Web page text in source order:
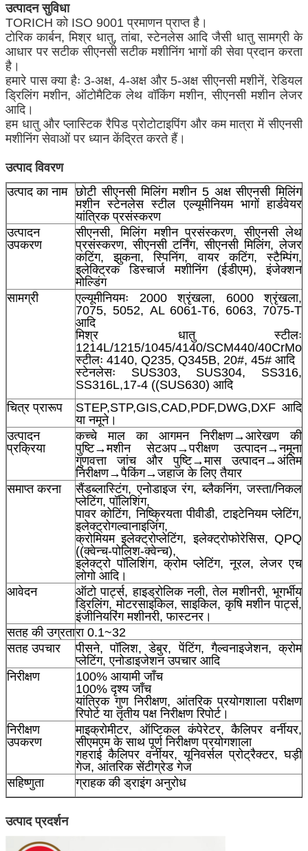
उत्पादन सुविधा
TORICH को ISO 9001 प्रमाणन प्राप्त है।
टोरिक कार्बन, मिश्र धातु, तांबा, स्टेनलेस आदि जैसी धातु सामग्री के
आधार पर सटीक सीएनसी सटीक मशीनिंग भागों की सेवा प्रदान करता
है।
हमारे पास क्या हैः 3-अक्ष, 4-अक्ष और 5-अक्ष सीएनसी मशीनें, रेडियल
ड्रिलिंग मशीन, ऑटोमैटिक लेथ वॉकिंग मशीन, सीएनसी मशीन लेजर
आदि।
हम धातु और प्लास्टिक रैपिड प्रोटोटाइपिंग और कम मात्रा में सीएनसी
मशीनिंग सेवाओं पर ध्यान केंद्रित करते हैं।
उत्पाद विवरण
उत्पाद का नाम छोटी सीएनसी मिलिंग मशीन 5 अक्ष सीएनसी मिलिंग
मशीन स्टेनलेस स्टील एल्यूमीनियम भागों हार्डवेयर
यांत्रिक प्रसंस्करण
उत्पादन
उपकरण
सीएनसी, मिलिंग मशीन प्रसंस्करण, सीएनसी लेथ
प्रसंस्करण, सीएनसी टर्निंग, सीएनसी मिलिंग, लेजर
कटिंग, झुकना, स्पिनिंग, वायर कटिंग, स्टैम्पिंग,
इलेक्ट्रिक डिस्चार्ज मशीनिंग (ईडीएम), इंजेक्शन
मोल्डिंग
सामग्री
एल्यूमीनियमः 2000 श्रृंखला, 6000 श्रृंखला,
7075, 5052, AL 6061-T6, 6063, 7075-T
आदि
मिश्र धातु स्टीलः
1214L/1215/1045/4140/SCM440/40CrMo
स्टीलः 4140, Q235, Q345B, 20#, 45# आदि
स्टेनलेसः SUS303, SUS304, SS316,
SS316L,17-4 ((SUS630) आदि
चित्र प्रारूप
STEP,STP,GIS,CAD,PDF,DWG,DXF आदि
या नमूने।
उत्पादन
प्रक्रिया
कच्चे माल का आगमन निरीक्षण→आरेखण की
पुष्टि→मशीन सेटअप→परीक्षण उत्पादन→नमूना
गुणवत्ता जांच और पुष्टि→मास उत्पादन→अंतिम
निरीक्षण→पैकिंग→जहाज के लिए तैयार
समाप्त करना
सैंडब्लास्टिंग, एनोडाइज रंग, ब्लैकनिंग, जस्ता/निकल
प्लेटिंग, पॉलिशिंग,
पावर कोटिंग, निष्क्रियता पीवीडी, टाइटेनियम प्लेटिंग,
इलेक्ट्रोगल्वानाइजिंग,
क्रोमियम इलेक्ट्रोप्लेटिंग, इलेक्ट्रोफोरेसिस, QPQ
((क्वेन्च-पोलिश-क्वेन्च),
इलेक्ट्रो पॉलिशिंग, क्रोम प्लेटिंग, नूरल, लेजर एच
लोगो आदि।
आवेदन
ऑटो पार्ट्स, हाइड्रोलिक नली, तेल मशीनरी, भूगर्भीय
ड्रिलिंग, मोटरसाइकिल, साइकिल, कृषि मशीन पार्ट्स,
इंजीनियरिंग मशीनरी, फास्टनर।
सतह की उग्रतारा 0.1~32
सतह उपचार
पीसने, पॉलिश, डेबुर, पेंटिंग, गैल्वनाइजेशन, क्रोम
प्लेटिंग, एनोडाइजेशन उपचार आदि
निरीक्षण
100% आयामी जाँच
100% दृश्य जाँच
यांत्रिक गुण निरीक्षण, आंतरिक प्रयोगशाला परीक्षण
रिपोर्ट या तृतीय पक्ष निरीक्षण रिपोर्ट।
निरीक्षण
उपकरण
माइक्रोमीटर, ऑप्टिकल कंपेरेटर, कैलिपर वर्नीयर,
सीएमएम के साथ पूर्ण निरीक्षण प्रयोगशाला
गहराई कैलिपर वर्नीयर, यूनिवर्सल प्रोट्रैक्टर, घड़ी
गेज, आंतरिक सेंटीग्रेड गेज
सहिष्णुता
ग्राहक की ड्राइंग अनुरोध
उत्पाद प्रदर्शन